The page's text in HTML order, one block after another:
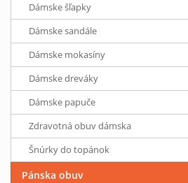
Dámske šľapky
Dámske sandále
Dámske mokasíny
Dámske dreváky
Dámske papuče
Zdravotná obuv dámska
Šnúrky do topánok
Pánska obuv